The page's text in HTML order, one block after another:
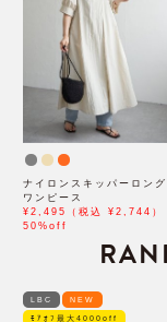
ナイロンスキッパーロング
ワンピース
¥2,495（税込 ¥2,744）
50%off
LBC NEW
ﾓｱｵﾌ最大4000off